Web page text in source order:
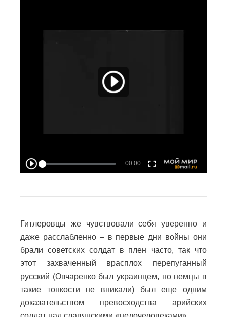
Гитлеровцы же чувствовали себя уверенно и
даже расслабленно – в первые дни войны они
брали советских солдат в плен часто, так что
этот захваченный врасплох перепуганный
русский (Овчаренко был украинцем, но немцы в
такие тонкости не вникали) был еще одним
доказательством превосходства арийских